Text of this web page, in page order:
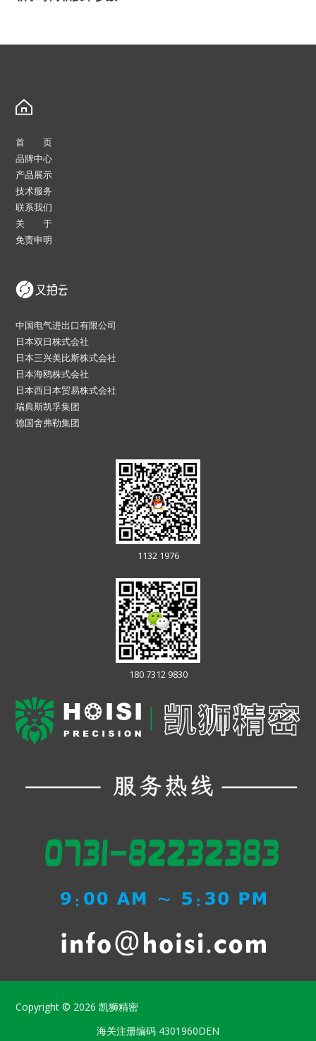
首 页
品牌中心
产品展示
技术服务
联系我们
关 于
免责申明
中国电气进出口有限公司
日本双日株式会社
日本三兴美比斯株式会社
日本海鸥株式会社
日本西日本贸易株式会社
瑞典斯凯孚集团
德国舍弗勒集团
1132 1976
180 7312 9830
Copyright © 2026凯狮精密
海关注册编码 4301960DEN